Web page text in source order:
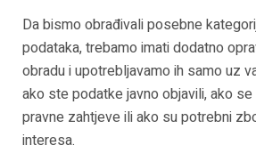
Da bismo obrađivali posebne
podataka, trebamo imati dodatno
obradu i upotrebljavamo ih samo uz
ako ste podatke javno objavili, ako
pravne zahtjeve ili ako su potrebni
interesa.